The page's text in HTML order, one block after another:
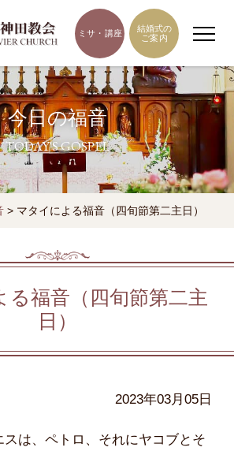
ミサ・講座
結婚式の
ご案内
今日の福音
TODAY'S GOSPEL
> マタイによる福音（四旬節第二主日）
る福音（四旬節第二主
日）
2023年03月05日
は、ペトロ、それにヤコブとそ